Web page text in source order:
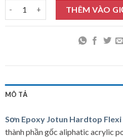
Sơn Epoxy Jotun Hardtop Flexi
THÊM VÀO
MÔ TẢ
Sơn Epoxy Jotun Hardtop Flexi
thành phần gốc aliphatic acrylic